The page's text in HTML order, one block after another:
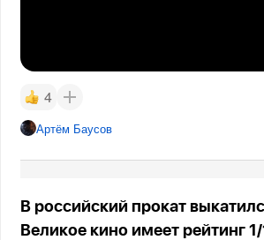
4
Артём Баусов
В российский прокат
Великое кино имеет рейтинг